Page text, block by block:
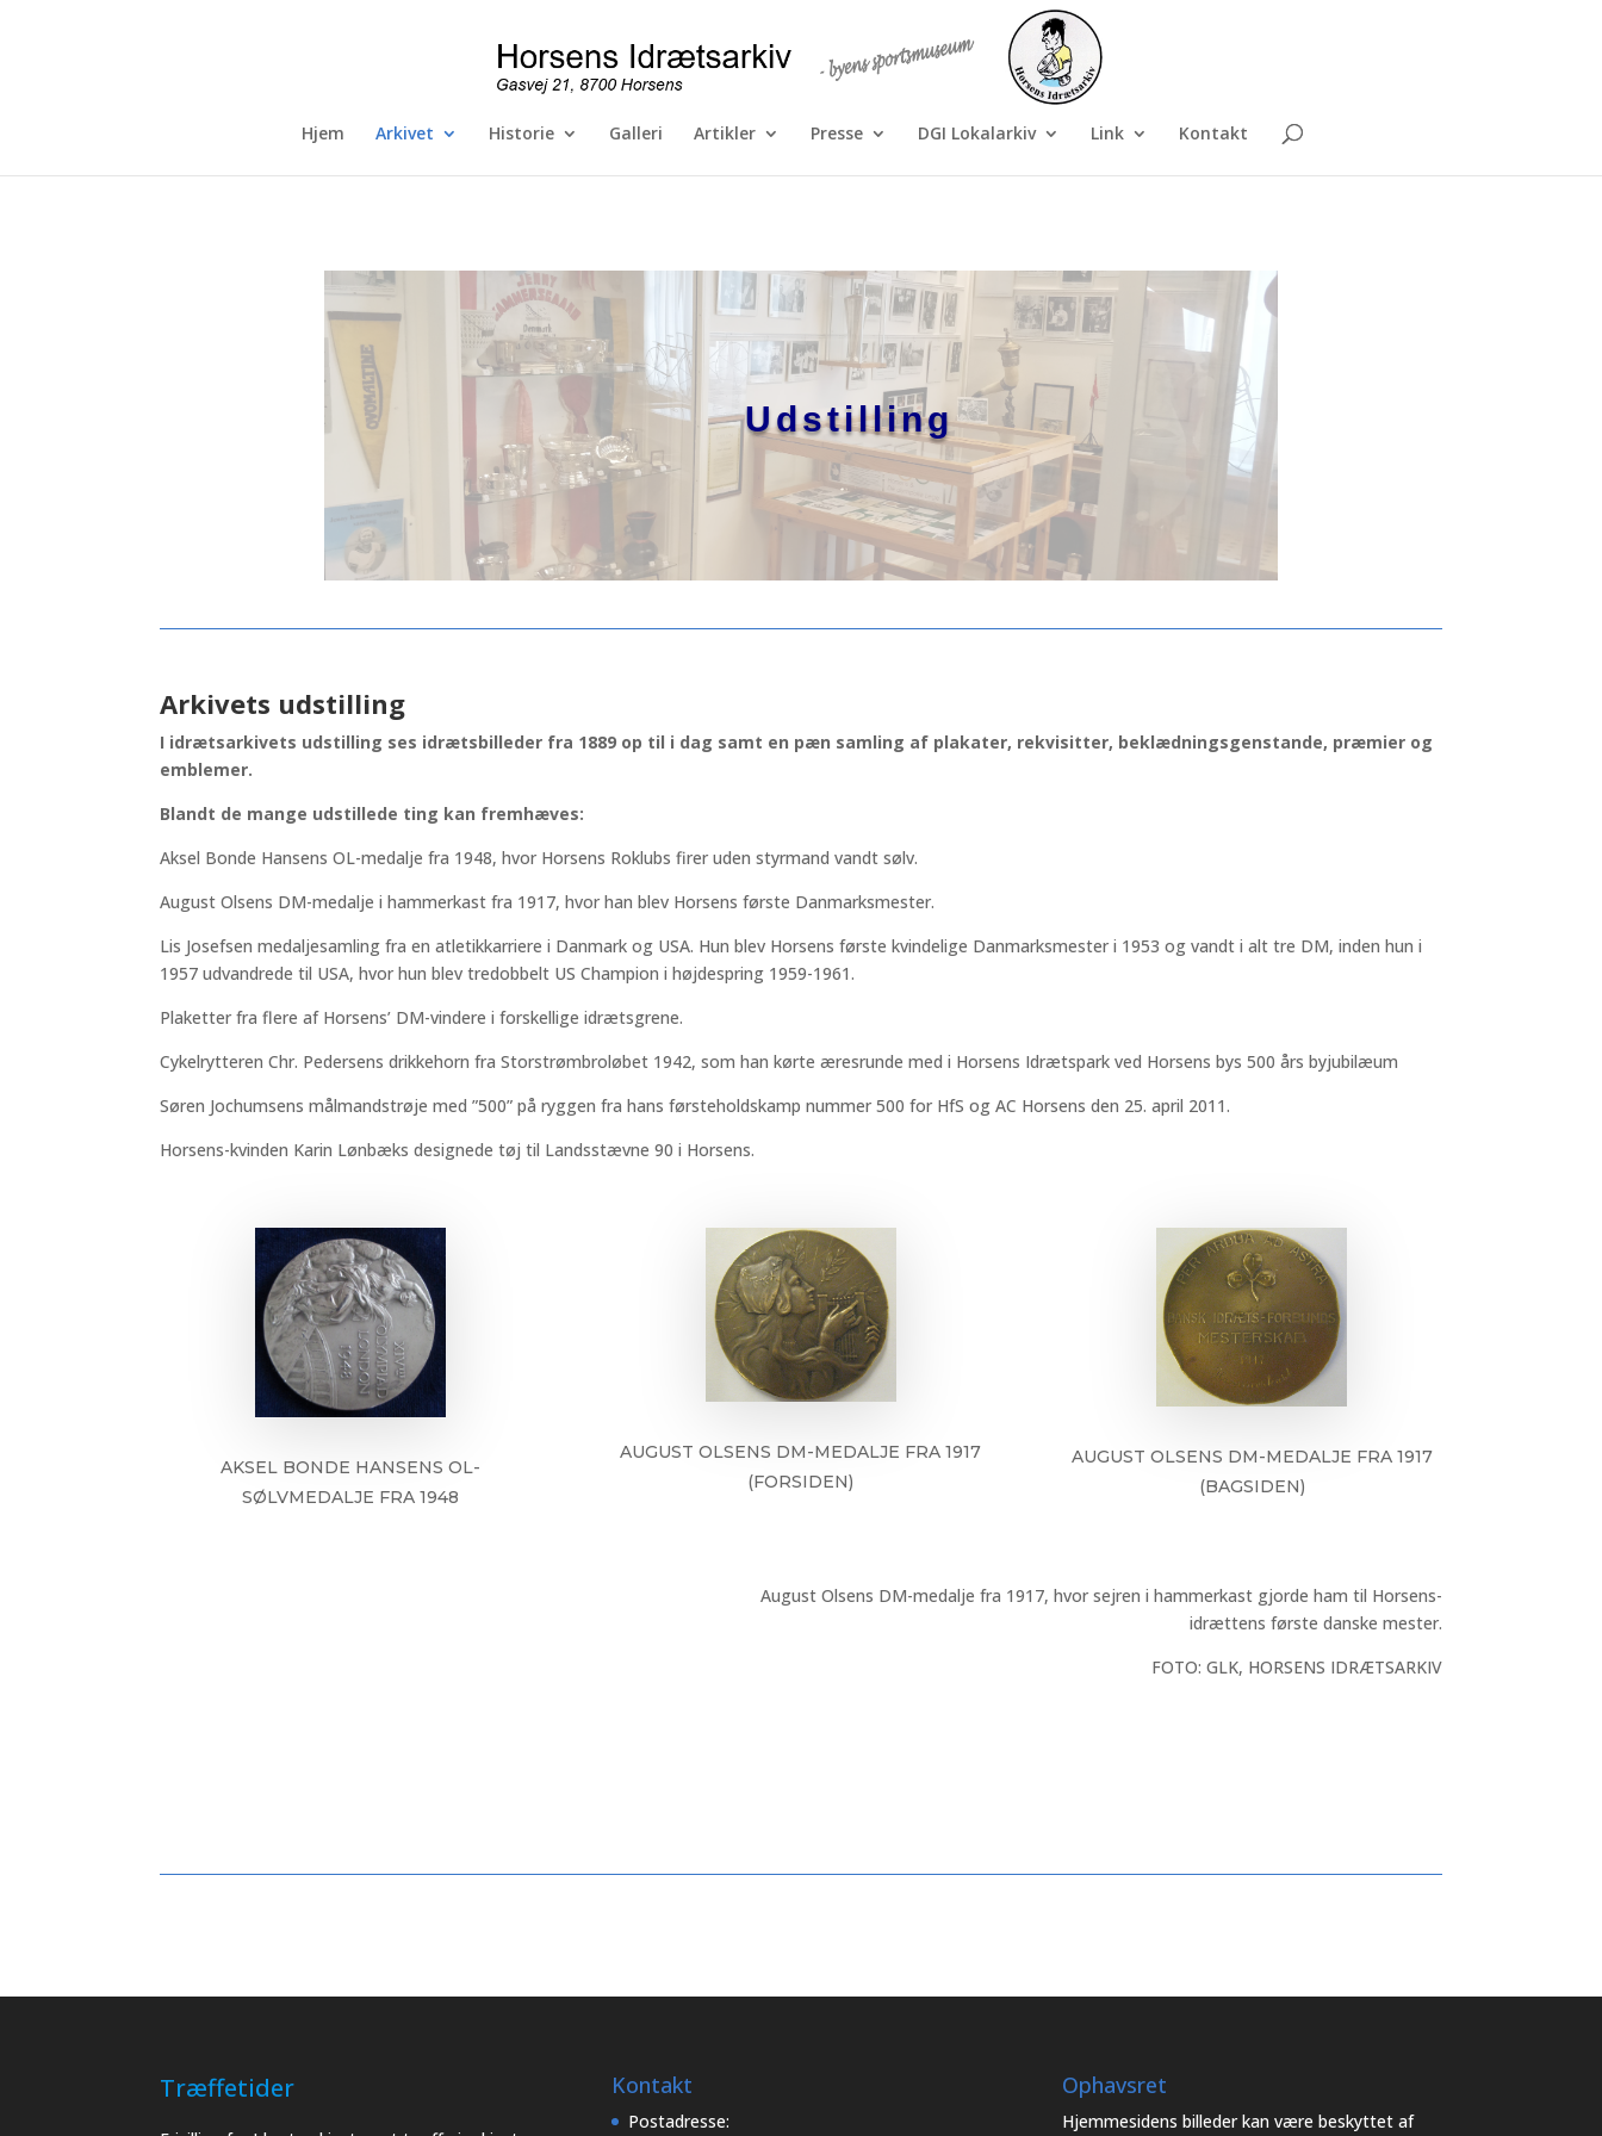
Hjem Arkivet Historie Galleri Artikler Presse DGI Lokalarkiv Link Kontakt
Udstilling
Arkivets udstilling
I idrætsarkivets udstilling ses idrætsbilleder fra 1889 op til i dag samt en pæn samling af plakater, rekvisitter, beklædningsgenstande, præmier og
emblemer.
Blandt de mange udstillede ting kan fremhæves:
Aksel Bonde Hansens OL-medalje fra 1948, hvor Horsens Roklubs firer uden styrmand vandt sølv.
August Olsens DM-medalje i hammerkast fra 1917, hvor han blev Horsens første Danmarksmester.
Lis Josefsen medaljesamling fra en atletikkarriere i Danmark og USA. Hun blev Horsens første kvindelige Danmarksmester i 1953 og vandt i alt tre DM, inden hun i
1957 udvandrede til USA, hvor hun blev tredobbelt US Champion i højdespring 1959-1961.
Plaketter fra flere af Horsens’ DM-vindere i forskellige idrætsgrene.
Cykelrytteren Chr. Pedersens drikkehorn fra Storstrømbroløbet 1942, som han kørte æresrunde med i Horsens Idrætspark ved Horsens bys 500 års byjubilæum
Søren Jochumsens målmandstrøje med ”500” på ryggen fra hans førsteholdskamp nummer 500 for HfS og AC Horsens den 25. april 2011.
Horsens-kvinden Karin Lønbæks designede tøj til Landsstævne 90 i Horsens.
AKSEL BONDE HANSENS OL-
SØLVMEDALJE FRA 1948
AUGUST OLSENS DM-MEDALJE FRA 1917
(FORSIDEN)
AUGUST OLSENS DM-MEDALJE FRA 1917
(BAGSIDEN)
August Olsens DM-medalje fra 1917, hvor sejren i hammerkast gjorde ham til Horsens-
idrættens første danske mester.
FOTO: GLK, HORSENS IDRÆTSARKIV
Træffetider Kontakt
Postadresse:
Ophavsret
Hjemmesidens billeder kan være beskyttet af